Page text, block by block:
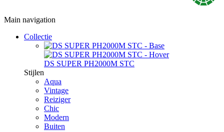
Main navigation
Collectie
DS SUPER PH2000M STC
Stijlen
Aqua
Vintage
Reiziger
Chic
Modern
Buiten